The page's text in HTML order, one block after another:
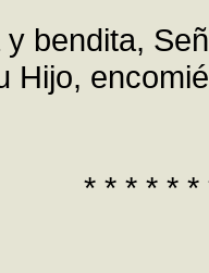
y bendita,
Hijo,
* * * * * *